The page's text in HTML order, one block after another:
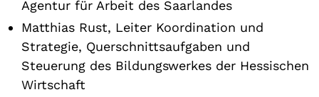
Agentur für Arbeit des Saarlandes
Matthias Rust, Leiter Koordination und
Strategie, Querschnittsaufgaben und
Steuerung des Bildungswerkes der Hessischen
Wirtschaft